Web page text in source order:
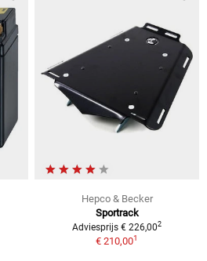
Hepco & Becker
Sportrack
Adviesprijs € 226,002
€ 210,001